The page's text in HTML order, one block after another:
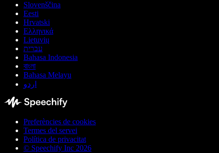
Slovenščina
Eesti
Hrvatski
Ελληνικά
Lietuvių
עברית
Bahasa Indonesia
বাংলা
Bahasa Melayu
اردو
Preferències de cookies
Termes del servei
Política de privacitat
© Speechify Inc 2026